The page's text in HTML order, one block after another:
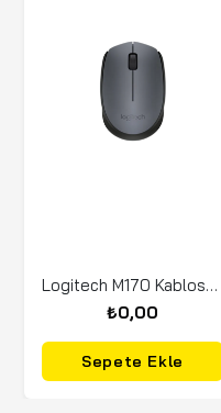
Logitech M170 Kablosuz Mouse USB Siyah 910-004642
₺0,00
Sepete Ekle